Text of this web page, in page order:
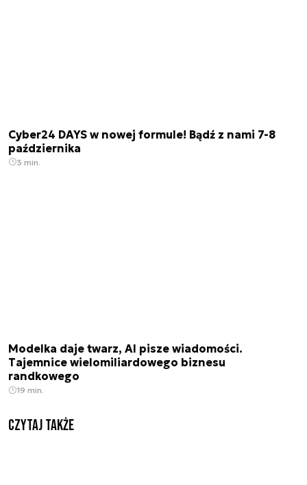
Cyber24 DAYS w nowej formule! Bądź z nami 7-8
października
3 min.
Modelka daje twarz, AI pisze wiadomości.
Tajemnice wielomiliardowego biznesu
randkowego
19 min.
Czytaj także